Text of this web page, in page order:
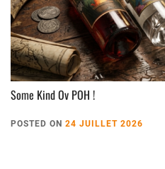
Some Kind Ov POH !
POSTED ON 24 JUILLET 2026